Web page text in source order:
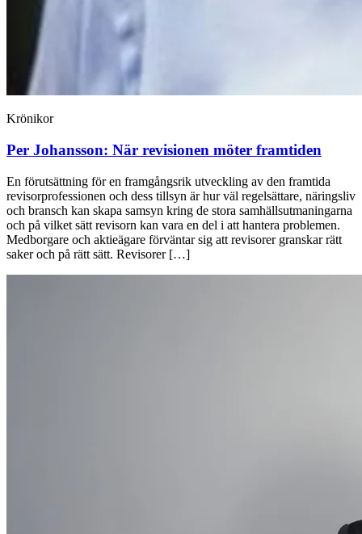
Krönikor
Per Johansson: När revisionen möter framtiden
En förutsättning för en framgångsrik utveckling av den framtida
revisorprofessionen och dess tillsyn är hur väl regelsättare, näringsliv
och bransch kan skapa samsyn kring de stora samhällsutmaningarna
och på vilket sätt revisorn kan vara en del i att hantera problemen.
Medborgare och aktieägare förväntar sig att revisorer granskar rätt
saker och på rätt sätt. Revisorer […]